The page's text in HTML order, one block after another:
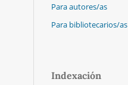
Para autores/as
Para bibliotecarios/as
Indexación